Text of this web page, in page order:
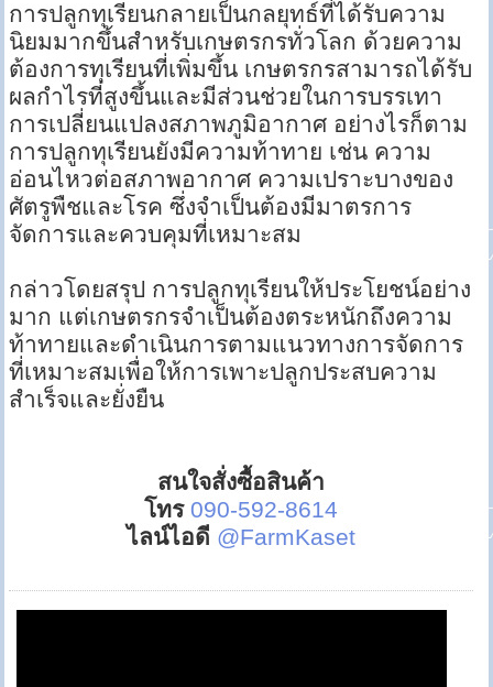
การปลูกทุเรียนกลายเป็นกลยุทธ์ที่ได้รับความ
นิยมมากขึ้นสำหรับเกษตรกรทั่วโลก ด้วยความ
ต้องการทุเรียนที่เพิ่มขึ้น เกษตรกรสามารถได้รับ
ผลกำไรที่สูงขึ้นและมีส่วนช่วยในการบรรเทา
การเปลี่ยนแปลงสภาพภูมิอากาศ อย่างไรก็ตาม
การปลูกทุเรียนยังมีความท้าทาย เช่น ความ
อ่อนไหวต่อสภาพอากาศ ความเปราะบางของ
ศัตรูพืชและโรค ซึ่งจำเป็นต้องมีมาตรการ
จัดการและควบคุมที่เหมาะสม
กล่าวโดยสรุป การปลูกทุเรียนให้ประโยชน์อย่าง
มาก แต่เกษตรกรจำเป็นต้องตระหนักถึงความ
ท้าทายและดำเนินการตามแนวทางการจัดการ
ที่เหมาะสมเพื่อให้การเพาะปลูกประสบความ
สำเร็จและยั่งยืน
สนใจสั่งซื้อสินค้า
โทร 090-592-8614
ไลน์ไอดี @FarmKaset